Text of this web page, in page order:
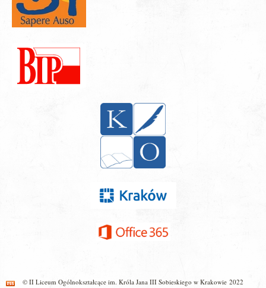
© II Liceum Ogólnokształcące im. Króla Jana III Sobieskiego w Krakowie 2022